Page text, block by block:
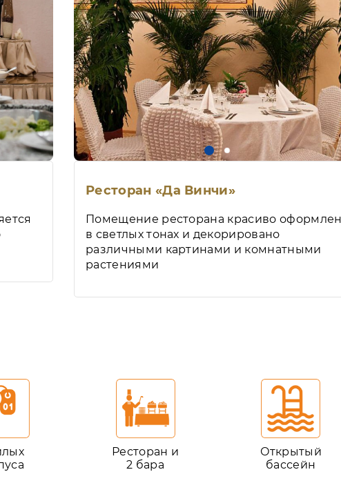
Ресторан «Да Винчи»
Помещение ресторана красиво
в светлых тонах и декорировано
различными картинами и комнатными
растениями
Ресторан и
2 бара
Открытый
бассейн